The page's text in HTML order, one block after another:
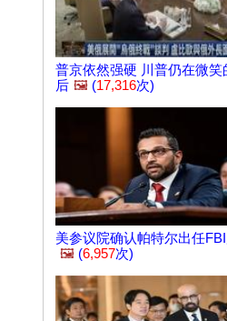
普京依然强硬 川普仍在微笑
后 🖼️ (17,316次)
美参议院确认帕特尔出任
🖼️ (6,957次)